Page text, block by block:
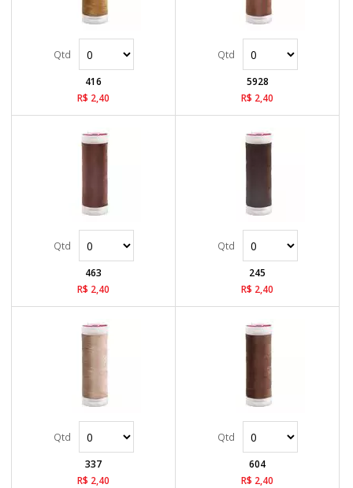
416
R$ 2,40
5928
R$ 2,40
463
R$ 2,40
245
R$ 2,40
337
R$ 2,40
604
R$ 2,40